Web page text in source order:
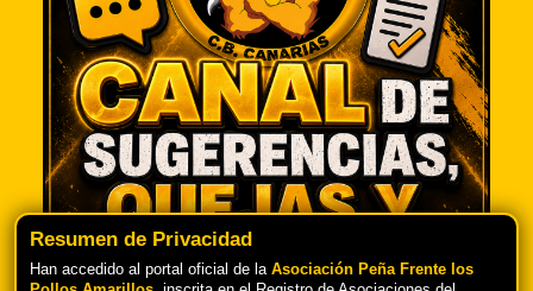
Resumen de Privacidad
Han accedido al portal oficial de la Asociación Peña Frente los